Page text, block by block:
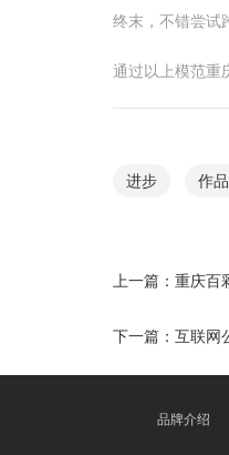
终末，不错尝试
通过以上模范重
进步 作品
上一篇： 重庆百
下一篇： 互联网
品牌介绍